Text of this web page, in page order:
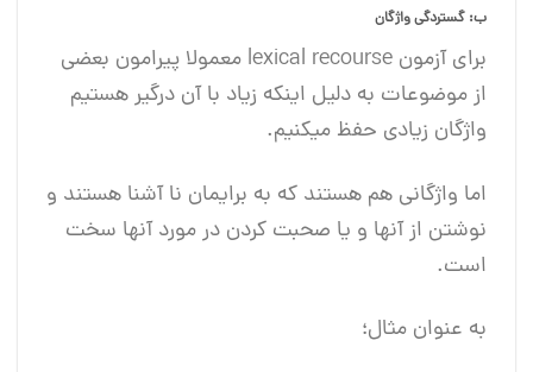
ب: گستردگی واژگان
برای آزمون lexical recourse معمولا پیرامون بعضی
از موضوعات به دلیل اینکه زیاد با آن درگیر هستیم
واژگان زیادی حفظ میکنیم.
اما واژگانی هم هستند که به برایمان نا آشنا هستند و
نوشتن از آنها و یا صحبت کردن در مورد آنها سخت
است.
به عنوان مثال؛